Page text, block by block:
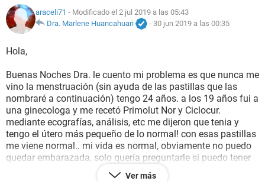
NUTRICIÓN
BIENESTAR
SEXUALIDAD
GLOSARIO
araceli71 - Modificado el 2 jul 2019 a las 05:43
Dra. Marlene Huancahuari
- 30 jun 2019 a las 00:35
Hola,
Buenas Noches Dra. le cuento mi problema es que nunca me
vino la menstruación (sin ayuda de las pastillas que las
nombraré a continuación) tengo 24 años. a los 19 años fui a
una ginecologa y me recetó Primolut Nor y Ciclocur.
mediante ecografías, análisis, etc me dijeron que tenia y
tengo el útero más pequeño de lo normal! con esas pastillas
me viene normal.. mi vida es normal, obviamente no puedo
quedar embarazada, solo quería preguntarle si puedo tener
otro tipo de tratamiento o también me hablaron de una
Ver más